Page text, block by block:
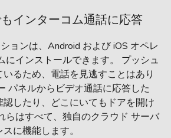
インターコム通話に応答
ョンは、Android および iOS オペレ
にインストールできます。 プッシュ
るため、電話を見逃すことはあり
パネルからビデオ通話に応答した
認したり、どこにいてもドアを開け
らはすべて、独自のクラウド サーバ
に機能します。